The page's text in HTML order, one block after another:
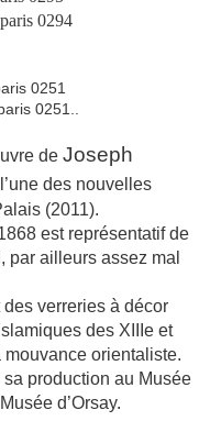
de Joseph
des nouvelles
(2011).
est représentatif de
par ailleurs assez mal
verreries à décor
des XIIIe et
mouvance orientaliste.
production au Musée
d’Orsay.